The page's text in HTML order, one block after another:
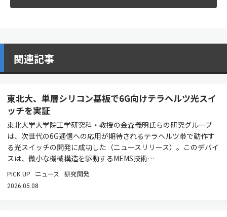
関連記事
東北大、単層シリコン基板で6G向けテラヘルツ光スイ
ッチを実証
東北大学大学院工学研究科・教授の金森義明氏らの研究グループ
は、次世代の6G通信への応用が期待されるテラヘルツ帯で動作す
る光スイッチの開発に成功した（ニュースリリース）。このデバイ
スは、微小な機械構造を駆動するMEMS技術…
PICK UP ニュース 研究開発
2026.05.08